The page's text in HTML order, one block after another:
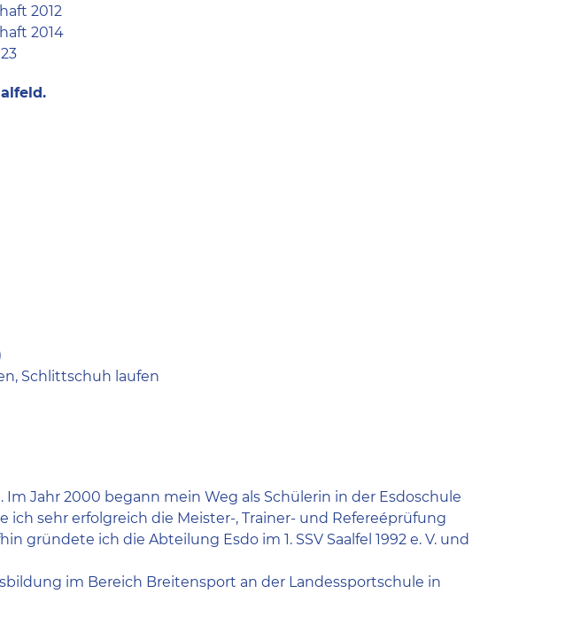
2012
2014
Schlittschuh laufen
Jahr 2000 begann mein Weg als Schülerin in der Esdoschule
ich sehr erfolgreich die Meister-, Trainer- und Refereéprüfung
gründete ich die Abteilung Esdo im 1. SSV Saalfel 1992 e. V. und
im Bereich Breitensport an der Landessportschule in